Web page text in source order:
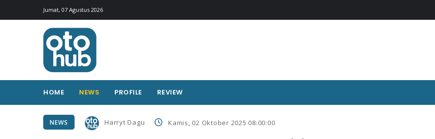
Jumat, 07 Agustus 2026
HOME NEWS PROFILE REVIEW
NEWS Harryt Dagu Kamis, 02 Oktober 2025 08:00:00